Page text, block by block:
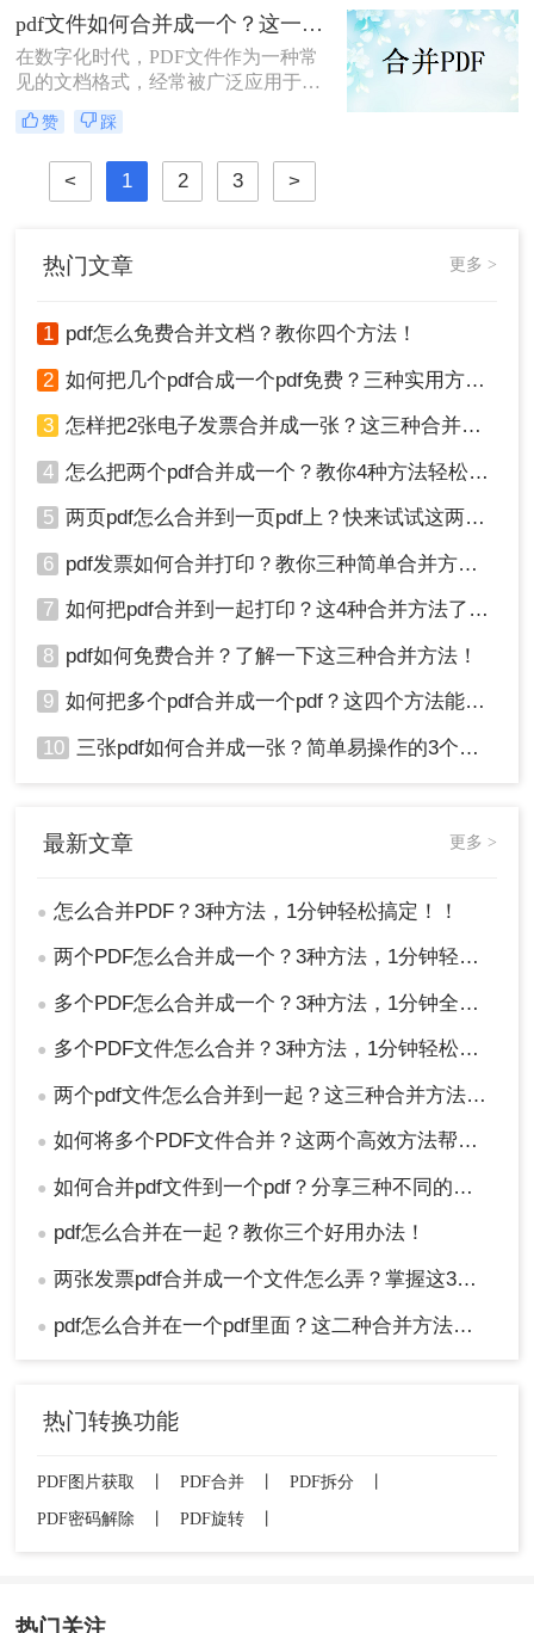
就一切都好办了，具体要怎么做呢？
下面就来看看吧。
pdf文件如何合并成一个？这一种操作方法十分简单！
在数字化时代，PDF文件作为一种常
见的文档格式，经常被广泛应用于各
行各业。有时候，我们可能会遇到需
要将多个PDF文件合并成一个完整文
件的情况，以便于管理和分享。本文
将详细介绍pdf文件如何合并成一个。
赞 踩
< 1 2 3 >
热门文章 更多 >
1 pdf怎么免费合并文档？教你四个方法！
2 如何把几个pdf合成一个pdf免费？三种实用方法分享！
3 怎样把2张电子发票合并成一张？这三种合并方法学习一下!
4 怎么把两个pdf合并成一个？教你4种方法轻松完成合并！
5 两页pdf怎么合并到一页pdf上？快来试试这两种方法吧！
6 pdf发票如何合并打印？教你三种简单合并方法！
7 如何把pdf合并到一起打印？这4种合并方法了解一下！
8 pdf如何免费合并？了解一下这三种合并方法！
9 如何把多个pdf合并成一个pdf？这四个方法能帮助大家！
10 三张pdf如何合并成一张？简单易操作的3个方法！
最新文章 更多 >
● 怎么合并PDF？3种方法，1分钟轻松搞定！！
● 两个PDF怎么合并成一个？3种方法，1分钟轻松搞定！
● 多个PDF怎么合并成一个？3种方法，1分钟全搞定！！
● 多个PDF文件怎么合并？3种方法，1分钟轻松搞定！!
● 两个pdf文件怎么合并到一起？这三种合并方法超实用！
● 如何将多个PDF文件合并？这两个高效方法帮你解决！
● 如何合并pdf文件到一个pdf？分享三种不同的方法来帮助您轻松合并！
● pdf怎么合并在一起？教你三个好用办法！
● 两张发票pdf合并成一个文件怎么弄？掌握这3种方法轻松合并！
● pdf怎么合并在一个pdf里面？这二种合并方法了解下！
热门转换功能
PDF图片获取 PDF合并 PDF拆分
PDF密码解除
PDF旋转
热门关注